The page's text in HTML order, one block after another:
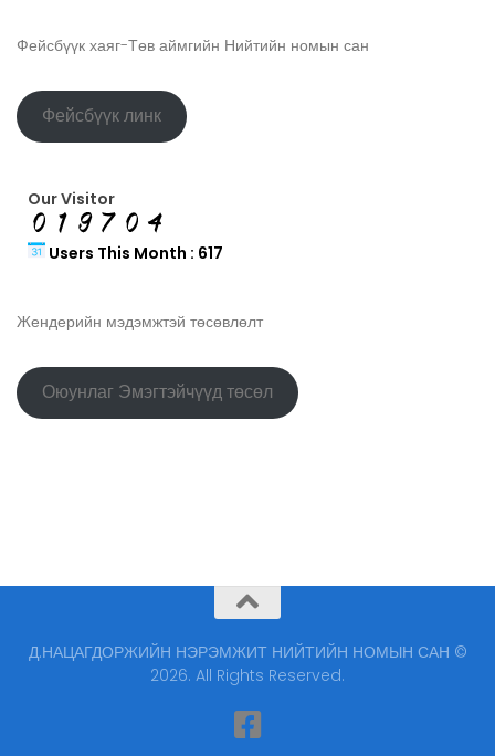
Фейсбүүк хаяг-Төв аймгийн Нийтийн номын сан
Фейсбүүк линк
Our Visitor
Users This Month : 617
Жендерийн мэдэмжтэй төсөвлөлт
Оюунлаг Эмэгтэйчүүд төсөл
Д.НАЦАГДОРЖИЙН НЭРЭМЖИТ НИЙТИЙН НОМЫН САН ©
2026. All Rights Reserved.